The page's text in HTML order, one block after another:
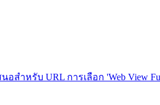
สำหรับ URL การเลือก 'Web View